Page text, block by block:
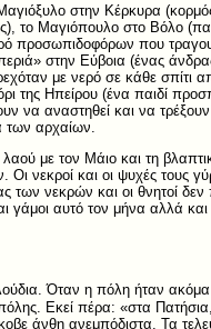
στην Κέρκυρα
το Μαγιόπουλο στο Βόλο
προσωπιδοφόρων που
στην Εύβοια (ένας
με νερό σε κάθε σπίτι
της Ηπείρου (ένα παιδί
να αναστηθεί και να
των αρχαίων.
με τον Μάιο και τη
Οι νεκροί και οι ψυχές τους
των νεκρών και οι θνητοί
γάμοι αυτό τον μήνα αλλά
Όταν η πόλη ήταν ακόμα
Eκεί πέρα: «στα
άνθη ανεμπόδιστα. Τα